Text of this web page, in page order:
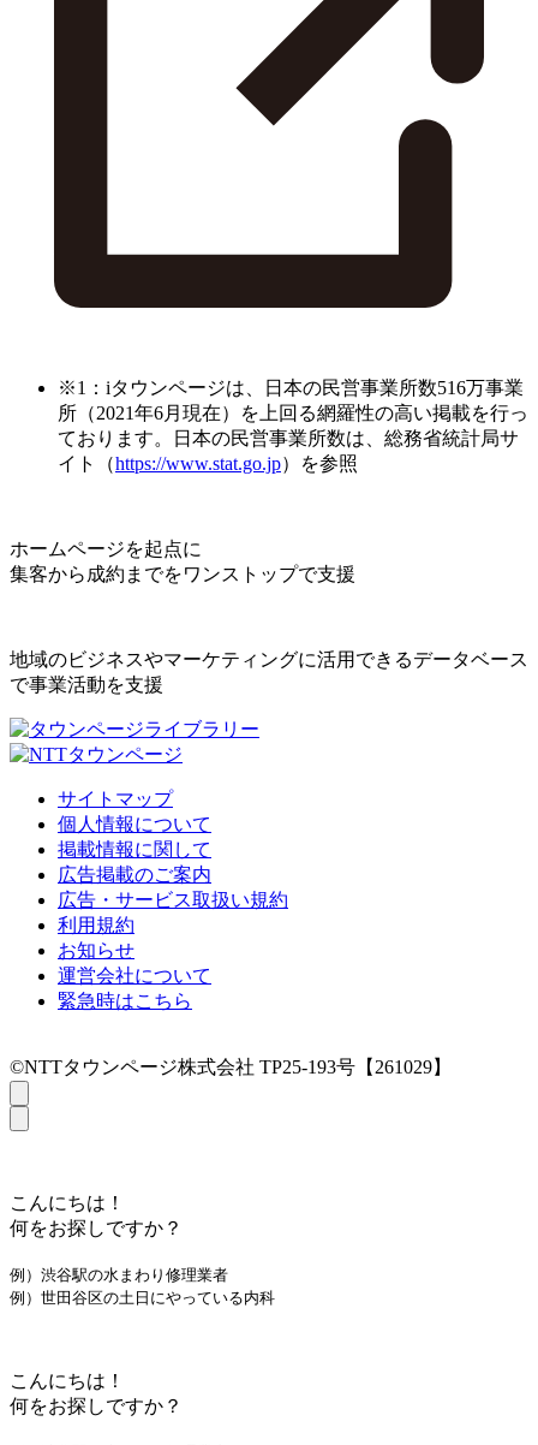
※1：iタウンページは、日本の民営事業所数516万事業
所（2021年6月現在）を上回る網羅性の高い掲載を行っ
ております。日本の民営事業所数は、総務省統計局サ
イト（https://www.stat.go.jp）を参照
ホームページを起点に
集客から成約までをワンストップで支援
地域のビジネスやマーケティングに活用できるデータベース
で事業活動を支援
サイトマップ
個人情報について
掲載情報に関して
広告掲載のご案内
広告・サービス取扱い規約
利用規約
お知らせ
運営会社について
緊急時はこちら
©NTTタウンページ株式会社 TP25-193号【261029】
こんにちは！
何をお探しですか？
例）渋谷駅の水まわり修理業者
例）世田谷区の土日にやっている内科
こんにちは！
何をお探しですか？